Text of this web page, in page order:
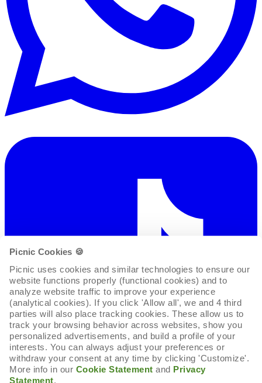
Picnic Cookies 🍪
Picnic uses cookies and similar technologies to ensure our
website functions properly (functional cookies) and to
analyze website traffic to improve your experience
(analytical cookies). If you click 'Allow all', we and 4 third
parties will also place tracking cookies. These allow us to
track your browsing behavior across websites, show you
personalized advertisements, and build a profile of your
interests. You can always adjust your preferences or
withdraw your consent at any time by clicking 'Customize'.
More info in our Cookie Statement and Privacy
Statement.